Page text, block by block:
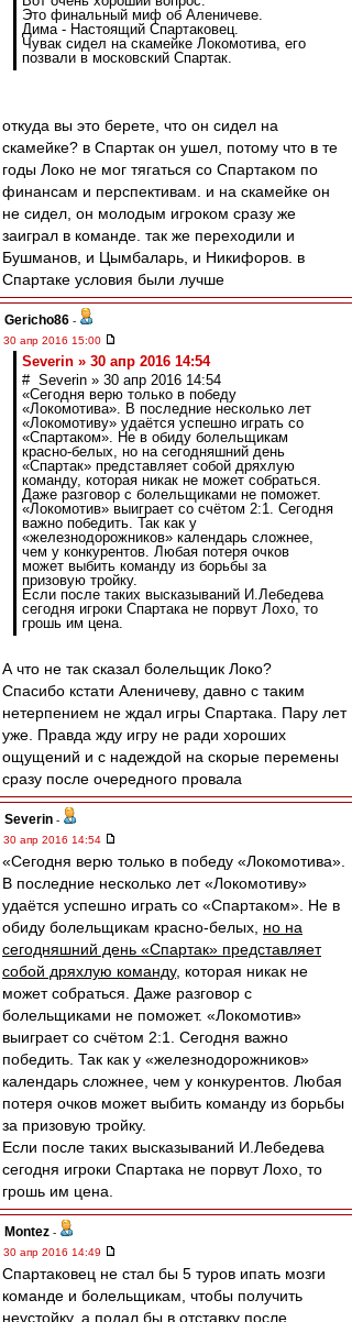
Это финальный миф об Аленичеве.
Дима - Настоящий Спартаковец.
Чувак сидел на скамейке Локомотива, его
позвали в московский Спартак.
откуда вы это берете, что он сидел на
скамейке? в Спартак он ушел, потому что в те
годы Локо не мог тягаться со Спартаком по
финансам и перспективам. и на скамейке он
не сидел, он молодым игроком сразу же
заиграл в команде. так же переходили и
Бушманов, и Цымбаларь, и Никифоров. в
Спартаке условия были лучше
Gericho86 -
30 апр 2016 15:00
Severin » 30 апр 2016 14:54
# Severin » 30 апр 2016 14:54
«Сегодня верю только в победу
«Локомотива». В последние несколько лет
«Локомотиву» удаётся успешно играть со
«Спартаком». Не в обиду болельщикам
красно-белых, но на сегодняшний день
«Спартак» представляет собой дряхлую
команду, которая никак не может собраться.
Даже разговор с болельщиками не поможет.
«Локомотив» выиграет со счётом 2:1. Сегодня
важно победить. Так как у
«железнодорожников» календарь сложнее,
чем у конкурентов. Любая потеря очков
может выбить команду из борьбы за
призовую тройку.
Если после таких высказываний И.Лебедева
сегодня игроки Спартака не порвут Лохо, то
грошь им цена.
А что не так сказал болельщик Локо?
Спасибо кстати Аленичеву, давно с таким
нетерпением не ждал игры Спартака. Пару лет
уже. Правда жду игру не ради хороших
ощущений и с надеждой на скорые перемены
сразу после очередного провала
Severin -
30 апр 2016 14:54
«Сегодня верю только в победу «Локомотива».
В последние несколько лет «Локомотиву»
удаётся успешно играть со «Спартаком». Не в
обиду болельщикам красно-белых, но на
сегодняшний день «Спартак» представляет
собой дряхлую команду, которая никак не
может собраться. Даже разговор с
болельщиками не поможет. «Локомотив»
выиграет со счётом 2:1. Сегодня важно
победить. Так как у «железнодорожников»
календарь сложнее, чем у конкурентов. Любая
потеря очков может выбить команду из борьбы
за призовую тройку.
Если после таких высказываний И.Лебедева
сегодня игроки Спартака не порвут Лохо, то
грошь им цена.
Montez -
30 апр 2016 14:49
Спартаковец не стал бы 5 туров ипать мозги
команде и болельщикам, чтобы получить
неустойку, а подал бы в отставку после